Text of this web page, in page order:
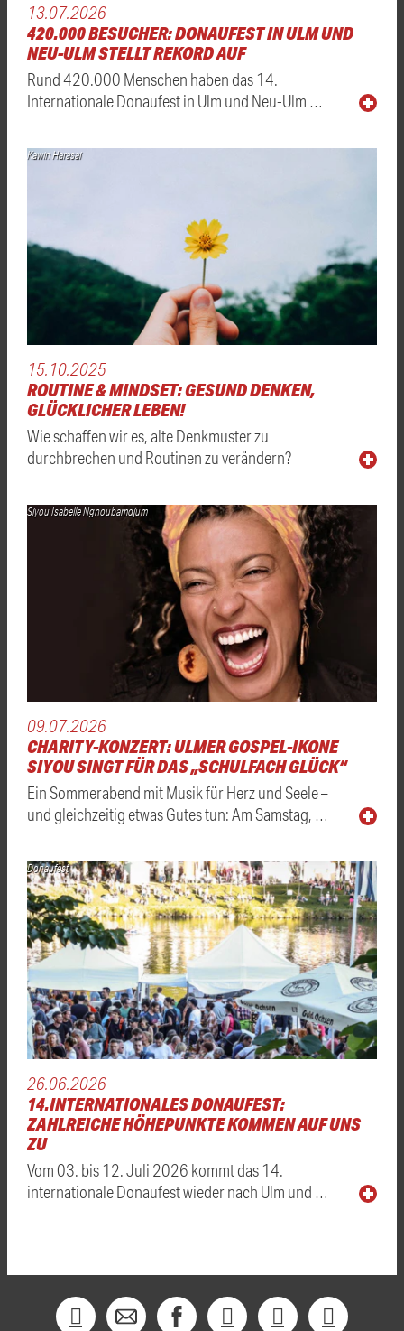
13.07.2026
420.000 BESUCHER: DONAUFEST IN ULM UND
NEU-ULM STELLT REKORD AUF
Rund 420.000 Menschen haben das 14.
Internationale Donaufest in Ulm und Neu-Ulm …
Kawin Harasai
15.10.2025
ROUTINE & MINDSET: GESUND DENKEN,
GLÜCKLICHER LEBEN!
Wie schaffen wir es, alte Denkmuster zu
durchbrechen und Routinen zu verändern?
Siyou Isabelle Ngnoubamdjum
09.07.2026
CHARITY-KONZERT: ULMER GOSPEL-IKONE
SIYOU SINGT FÜR DAS „SCHULFACH GLÜCK“
Ein Sommerabend mit Musik für Herz und Seele –
und gleichzeitig etwas Gutes tun: Am Samstag, …
Donaufest
26.06.2026
14.INTERNATIONALES DONAUFEST:
ZAHLREICHE HÖHEPUNKTE KOMMEN AUF UNS
ZU
Vom 03. bis 12. Juli 2026 kommt das 14.
internationale Donaufest wieder nach Ulm und …